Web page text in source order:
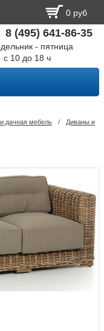
0 руб
8 (495) 641-86-35
- пятница
с 10 до 18 ч
дачная мебель / Диваны и